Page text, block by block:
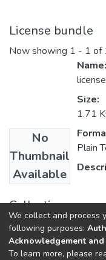
License bundle
Now showing 1 - 1 of
No
Thumbnail
Available
Name:
Size:
1.71
Plain
Collections
Economía y Negocios
We collect and process
following purposes:
Acknowledgement
To learn more, please